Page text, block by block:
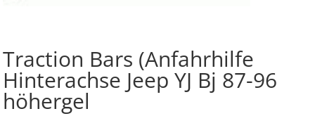
Traction Bars (Anfahrhilfe
Hinterachse Jeep YJ Bj 87-96
höhergel